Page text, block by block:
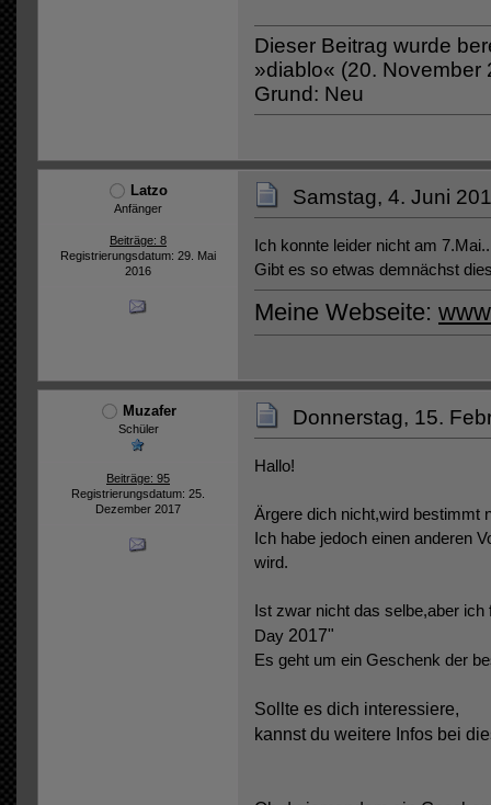
Dieser Beitrag wurde
»diablo« (20. November
Grund: Neu
Latzo
Anfänger
Beiträge: 8
Registrierungsdatum: 29. Mai
2016
Samstag, 4. Juni
Ich konnte leider nicht am
Gibt es so etwas demnächst
Meine Webseite:
Muzafer
Schüler
Beiträge: 95
Registrierungsdatum: 25.
Dezember 2017
Donnerstag, 15.
Hallo!
Ärgere dich nicht,wird bestimmt
Ich habe jedoch einen anderen
wird.
Ist zwar nicht das selbe,aber
Day 2017"
Es geht um ein Geschenk der
Sollte es dich interessiere,
kannst du weitere Infos bei